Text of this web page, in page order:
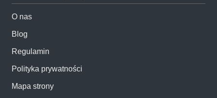
O nas
Blog
Regulamin
Polityka prywatności
Mapa strony